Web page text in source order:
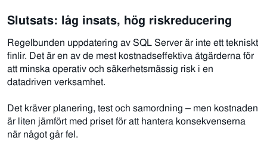
Slutsats: låg insats, hög riskreducering
Regelbunden uppdatering av SQL Server är inte ett tekniskt
finlir. Det är en av de mest kostnadseffektiva åtgärderna för
att minska operativ och säkerhetsmässig risk i en
datadriven verksamhet.
Det kräver planering, test och samordning – men kostnaden
är liten jämfört med priset för att hantera konsekvenserna
när något går fel.